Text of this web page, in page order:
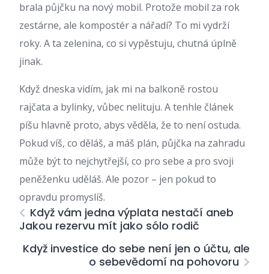
brala půjčku na nový mobil. Protože mobil za rok
zestárne, ale kompostér a nářadí? To mi vydrží
roky. A ta zelenina, co si vypěstuju, chutná úplně
jinak.
Když dneska vidím, jak mi na balkoně rostou
rajčata a bylinky, vůbec nelituju. A tenhle článek
píšu hlavně proto, abys věděla, že to není ostuda.
Pokud víš, co děláš, a máš plán, půjčka na zahradu
může být to nejchytřejší, co pro sebe a pro svoji
peněženku uděláš. Ale pozor – jen pokud to
opravdu promyslíš.
Když vám jedna výplata nestačí aneb
Jakou rezervu mít jako sólo rodič
Když investice do sebe není jen o účtu, ale
o sebevědomí na pohovoru